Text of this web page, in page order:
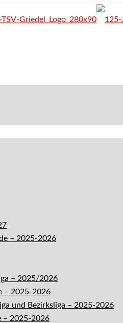
– 2025-2026
– 2025/2026
– 2025-2026
und Bezirksliga – 2025-2026
– 2025-2026